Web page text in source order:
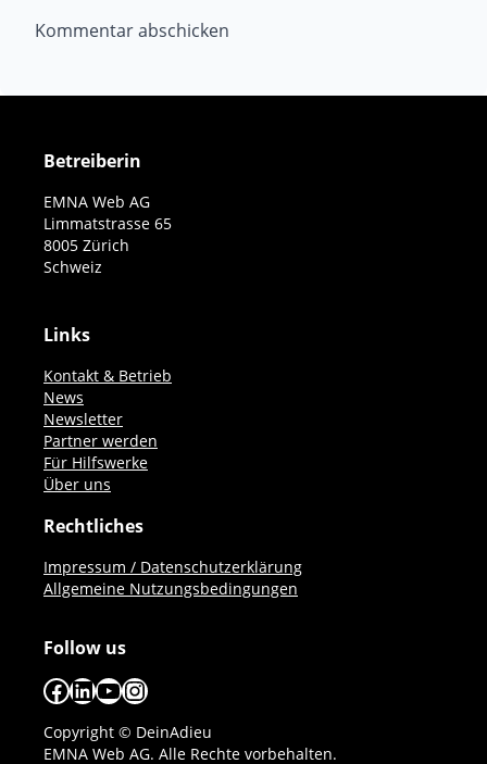
Betreiberin
EMNA Web AG
Limmatstrasse 65
8005 Zürich
Schweiz
Links
Kontakt & Betrieb
News
Newsletter
Partner werden
Für Hilfswerke
Über uns
Rechtliches
Impressum / Datenschutzerklärung
Allgemeine Nutzungsbedingungen
Follow us
Facebook
LinkedIn
YouTube
Instagram
Copyright © DeinAdieu
EMNA Web AG. Alle Rechte vorbehalten.